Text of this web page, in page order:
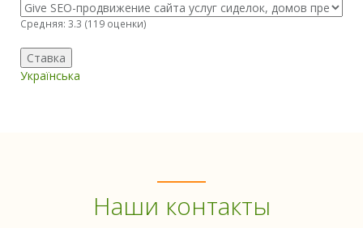
Средняя: 3.3 (119 оценки)
Українська
Наши контакты